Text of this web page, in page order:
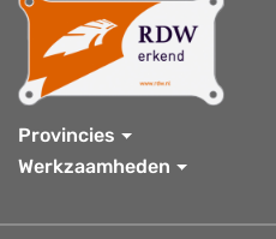
Provincies
Werkzaamheden